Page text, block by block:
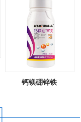
钙镁硼锌铁